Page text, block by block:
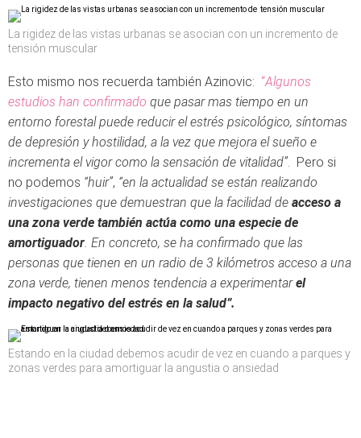
La rigidez de las vistas urbanas se asocian con un incremento de
tensión muscular
Esto mismo nos recuerda también Azinovic: “Algunos
estudios han confirmado que pasar mas tiempo en un
entorno forestal puede reducir el estrés psicológico, síntomas
de depresión y hostilidad, a la vez que mejora el sueño e
incrementa el vigor como la sensación de vitalidad”. Pero si
no podemos “huir”, “en la actualidad se están realizando
investigaciones que demuestran que la facilidad de acceso a
una zona verde también actúa como una especie de
amortiguador. En concreto, se ha confirmado que las
personas que tienen en un radio de 3 kilómetros acceso a una
zona verde, tienen menos tendencia a experimentarel
impacto negativo del estrés en la salud”.
Estando en la ciudad debemos acudir de vez en cuando a parques y
zonas verdes para amortiguar la angustia o ansiedad